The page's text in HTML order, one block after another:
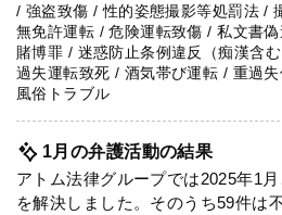
/ 強盗致傷 / 性的姿態撮影等処罰法 /
無免許運転 / 危険運転致傷 / 私文書
賭博罪 / 迷惑防止条例違反（痴漢含
過失運転致死 / 酒気帯び運転 / 重過
風俗トラブル
1月の弁護活動の結果
アトム法律グループでは2025年1
を解決しました。そのうち59件は
相談先情報サイト
法人グループ
プライバシーポリシー
TikTok受賞 定義集